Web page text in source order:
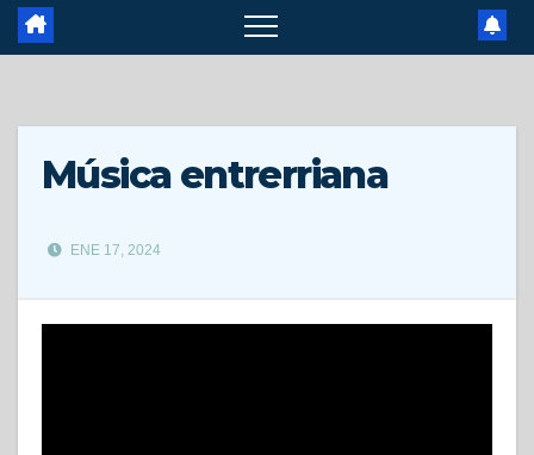
Música entrerriana
ENE 17, 2024